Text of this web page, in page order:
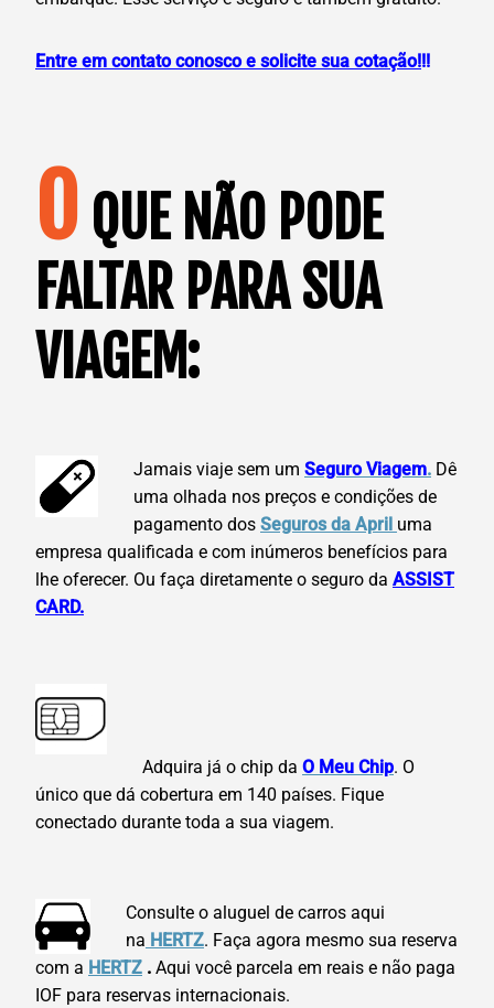
Entre em contato conosco e solicite sua cotação!!!
O QUE NÃO PODE
FALTAR PARA SUA
VIAGEM:
Jamais viaje sem um Seguro Viagem. Dê
uma olhada nos preços e condições de
pagamento dos Seguros da April uma
empresa qualificada e com inúmeros benefícios para
lhe oferecer. Ou faça diretamente o seguro da ASSIST
CARD.
Adquira já o chip da O Meu Chip. O
único que dá cobertura em 140 países. Fique
conectado durante toda a sua viagem.
Consulte o aluguel de carros aqui
na HERTZ. Faça agora mesmo sua reserva
com a HERTZ . Aqui você parcela em reais e não paga
IOF para reservas internacionais.